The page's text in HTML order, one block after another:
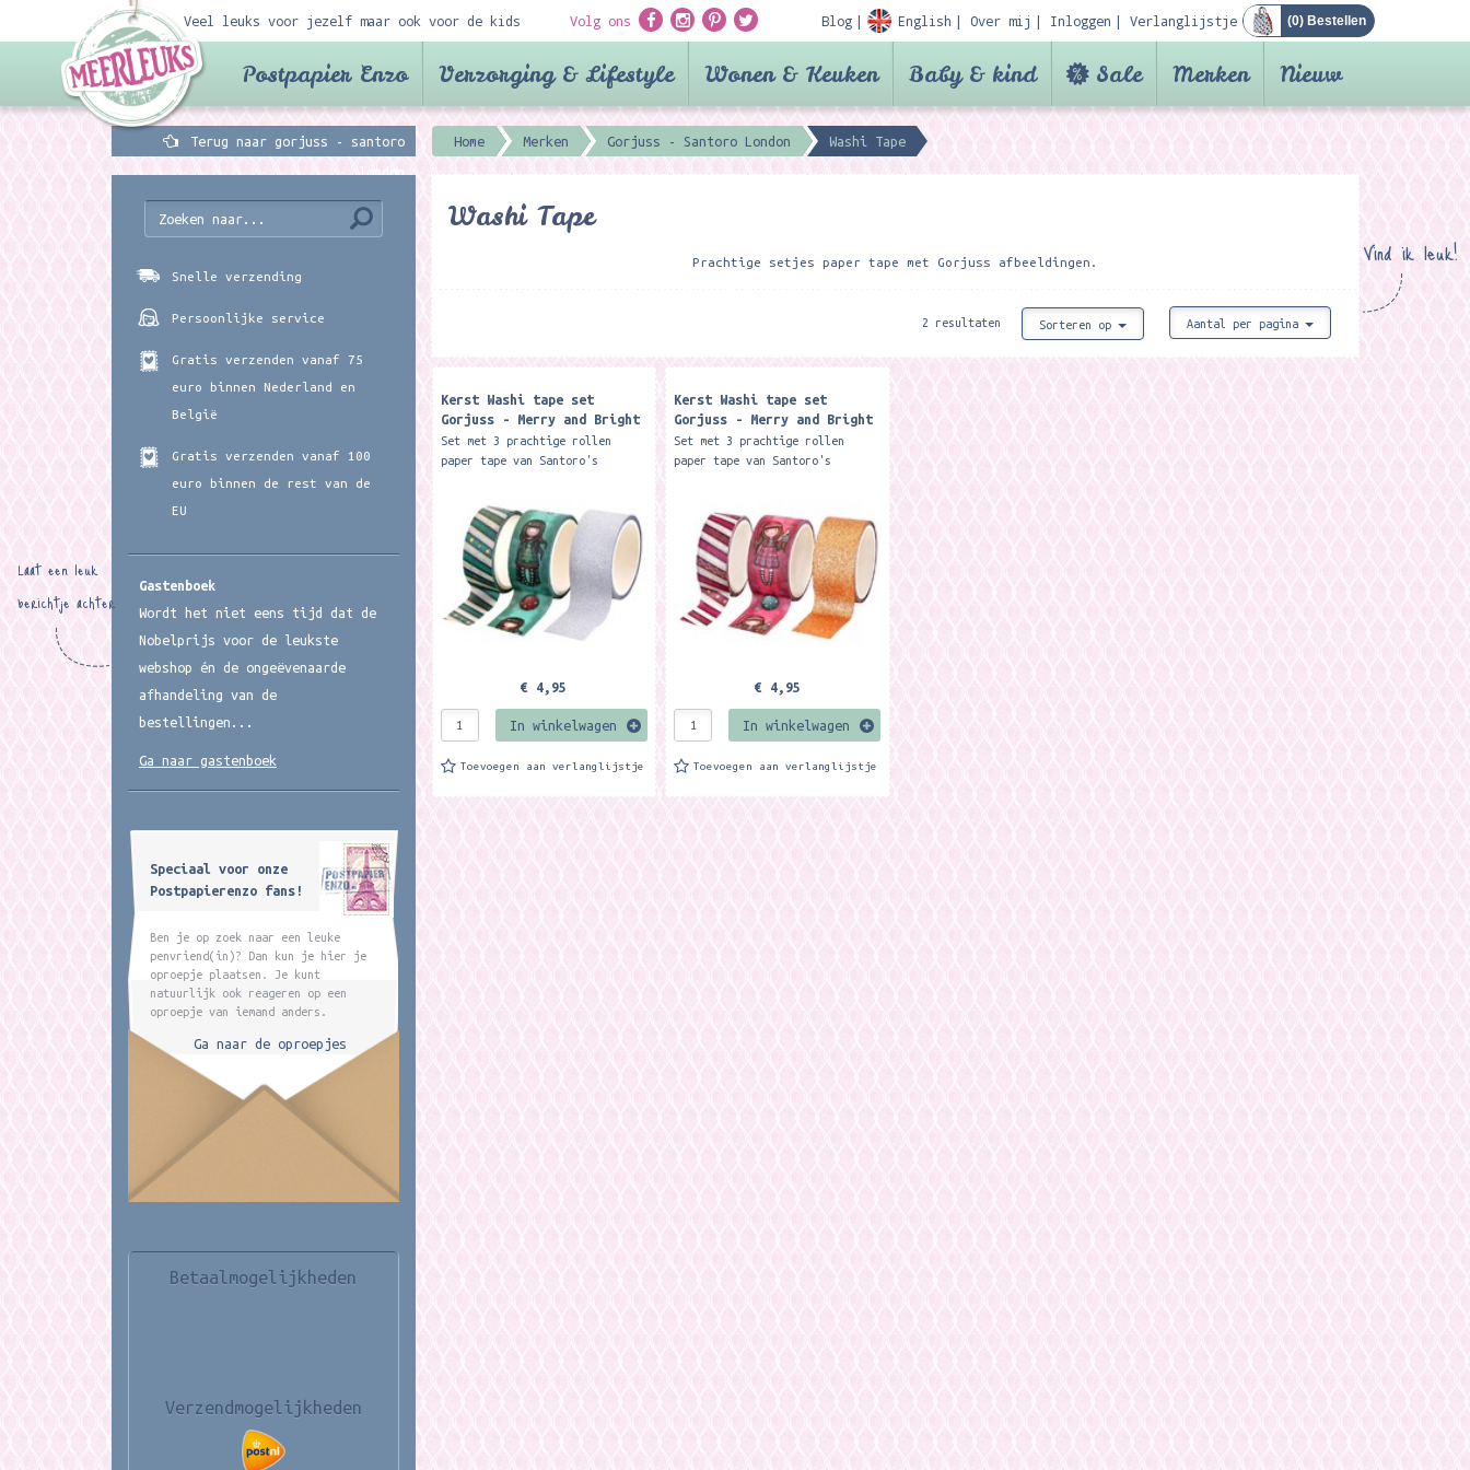
Veel leuks voor jezelf maar ook voor de kids Volg ons Blog English Over mij Inloggen Verlanglijstje (0) Bestellen
Postpapier Enzo Verzorging & Lifestyle Wonen & Keuken Baby & kind Sale Merken Nieuw
Terug naar gorjuss - santoro
london
Home Merken Gorjuss - Santoro London Washi Tape
Vind ik leuk!
Washi Tape
Prachtige setjes paper tape met Gorjuss afbeeldingen.
2 resultaten Sorteren op Aantal per pagina
Kerst Washi tape set
Gorjuss - Merry and Bright
- Santoro London
Set met 3 prachtige rollen
paper tape van Santoro's
design en 1...
€ 4,95
In winkelwagen
Toevoegen aan verlanglijstje
Kerst Washi tape set
Gorjuss - Merry and Bright
Paars - Santoro London
Set met 3 prachtige rollen
paper tape van Santoro's
en 1 glitter tape....
€ 4,95
In winkelwagen
Toevoegen aan verlanglijstje
Snelle verzending
Persoonlijke service
Gratis verzenden vanaf 75
euro binnen Nederland en
België
Gratis verzenden vanaf 100
euro binnen de rest van de
EU
Gastenboek
Wordt het niet eens tijd dat de
Nobelprijs voor de leukste
webshop én de ongeëvenaarde
afhandeling van de
bestellingen...
Laat een leuk
berichtje achter
Ga naar gastenboek
Speciaal voor onze
Postpapierenzo fans!
Ben je op zoek naar een leuke
penvriend(in)? Dan kun je hier je
oproepje plaatsen. Je kunt
natuurlijk ook reageren op een
oproepje van iemand anders.
Ga naar de oproepjes
Betaalmogelijkheden
Verzendmogelijkheden